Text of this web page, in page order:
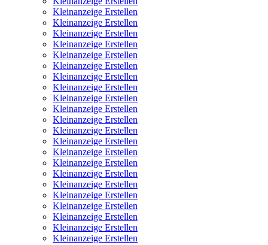
Kleinanzeige Erstellen
Kleinanzeige Erstellen
Kleinanzeige Erstellen
Kleinanzeige Erstellen
Kleinanzeige Erstellen
Kleinanzeige Erstellen
Kleinanzeige Erstellen
Kleinanzeige Erstellen
Kleinanzeige Erstellen
Kleinanzeige Erstellen
Kleinanzeige Erstellen
Kleinanzeige Erstellen
Kleinanzeige Erstellen
Kleinanzeige Erstellen
Kleinanzeige Erstellen
Kleinanzeige Erstellen
Kleinanzeige Erstellen
Kleinanzeige Erstellen
Kleinanzeige Erstellen
Kleinanzeige Erstellen
Kleinanzeige Erstellen
Kleinanzeige Erstellen